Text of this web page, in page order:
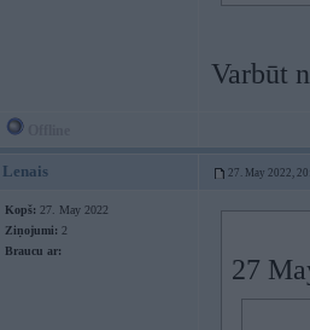
Varbūt
Lenais 27. May 2022,
Kopš: 27. May 2022
Ziņojumi: 2
Braucu ar:
27